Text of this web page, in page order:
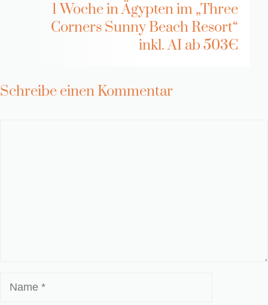
1 Woche in Ägypten im „Three
Corners Sunny Beach Resort“
inkl. AI ab 503€
Schreibe einen Kommentar